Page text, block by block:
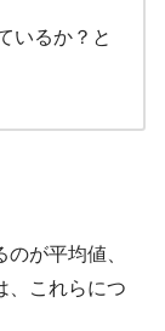
いるか？と
が平均値、
、これらにつ